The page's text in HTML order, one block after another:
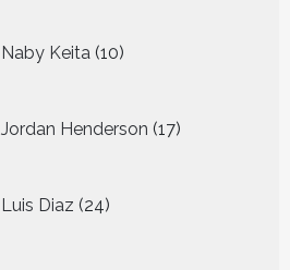
Naby Keita 10
producten
Jordan Henderson 17
producten
Luis Diaz 24
producten